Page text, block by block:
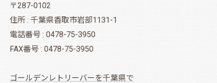
〒287-0102
住所 : 千葉県香取市岩部1131-1
電話番号 : 0478-75-3950
FAX番号 : 0478-75-3950
ゴールデンレトリーバーを千葉県で